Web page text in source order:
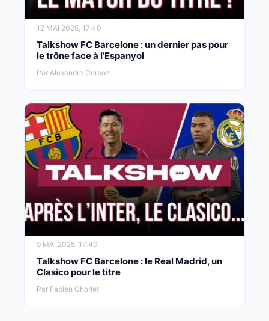
12 MAI 2025, 17:40
Talkshow FC Barcelone : un dernier pas pour
le trône face à l’Espanyol
Par Alexandre Corboz
9 MAI 2025, 17:40
Talkshow FC Barcelone : le Real Madrid, un
Clasico pour le titre
Par Fabien Chorlet